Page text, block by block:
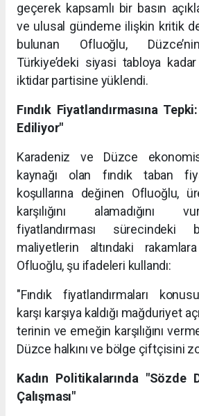
geçerek kapsamlı bir basın
ve ulusal gündeme ilişkin kritik
bulunan Ofluoğlu,
Türkiye’deki siyasi tabloya
iktidar partisine yüklendi.
Fındık Fiyatlandırmasına
Ediliyor"
Karadeniz ve Düzce
kaynağı olan fındık taban
koşullarına değinen Ofluoğlu,
karşılığını alamadığını
fiyatlandırması sürecindeki
maliyetlerin altındaki
Ofluoğlu, şu ifadeleri kullandı:
"Fındık fiyatlandırmaları
karşı karşıya kaldığı mağduriyet
terinin ve emeğin karşılığını
Düzce halkını ve bölge çiftçisini
Kadın Politikalarında "Sözde
Çalışması"